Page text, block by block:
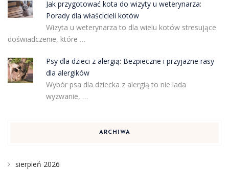
Jak przygotować kota do wizyty u weterynarza:
Porady dla właścicieli kotów
Wizyta u weterynarza to dla wielu kotów stresujące
doświadczenie, które …
Psy dla dzieci z alergią: Bezpieczne i przyjazne rasy
dla alergików
Wybór psa dla dziecka z alergią to nie lada
wyzwanie, …
ARCHIWA
sierpień 2026